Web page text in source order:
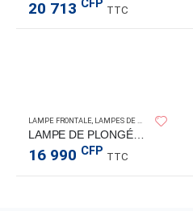
20 713 CFP TTC
LAMPE FRONTALE, LAMPES DE PLONGÉE
LAMPE DE PLONGÉE D550 1000LM
16 990 CFP TTC